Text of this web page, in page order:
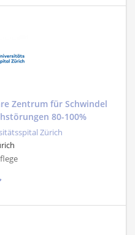
Zentrum für Schwindel
80-100%
Zürich